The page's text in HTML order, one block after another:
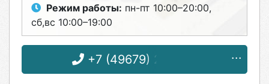
Режим работы: пн-пт 10:00–20:00,
сб,вс 10:00–19:00
+7 (49679) 2-17-27